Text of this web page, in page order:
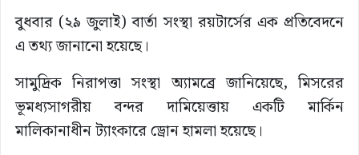
বুধবার (২৯ জুলাই) বার্তা সংস্থা রয়টার্সের এক প্রতিবেদনে
এ তথ্য জানানো হয়েছে।
সামুদ্রিক নিরাপত্তা সংস্থা অ্যামব্রে জানিয়েছে, মিসরের
ভূমধ্যসাগরীয় বন্দর দামিয়েত্তায় একটি মার্কিন
মালিকানাধীন ট্যাংকারে ড্রোন হামলা হয়েছে।